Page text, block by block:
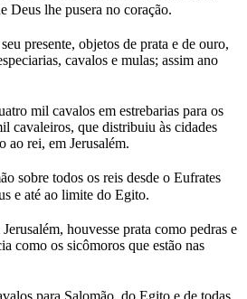
Deus lhe pusera no coração.
presente, objetos de prata e de ouro,
cavalos e mulas; assim ano
mil cavalos em estrebarias para os
cavaleiros, que distribuiu às cidades
ao rei, em Jerusalém.
sobre todos os reis desde o Eufrates
e até ao limite do Egito.
houvesse prata como pedras e
como os sicômoros que estão nas